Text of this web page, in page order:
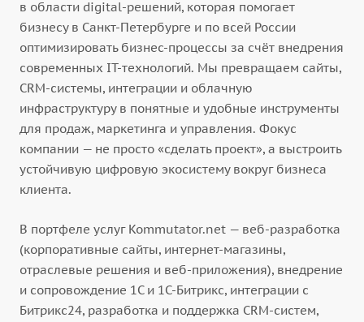
в области digital-решений, которая помогает
бизнесу в Санкт-Петербурге и по всей России
оптимизировать бизнес-процессы за счёт внедрения
современных IT-технологий. Мы превращаем сайты,
CRM-системы, интеграции и облачную
инфраструктуру в понятные и удобные инструменты
для продаж, маркетинга и управления. Фокус
компании — не просто «сделать проект», а выстроить
устойчивую цифровую экосистему вокруг бизнеса
клиента.
В портфеле услуг Kommutator.net — веб-разработка
(корпоративные сайты, интернет-магазины,
отраслевые решения и веб-приложения), внедрение
и сопровождение 1С и 1С-Битрикс, интеграции с
Битрикс24, разработка и поддержка CRM-систем,